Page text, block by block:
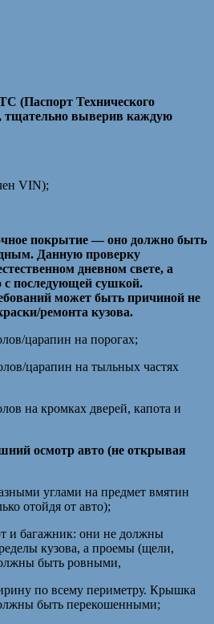
(Паспорт Технического
тщательно выверив каждую
VIN);
покрытие — оно должно быть
Данную проверку
дневном свете, а
с последующей сушкой.
может быть причиной не
ремонта кузова.
царапин на порогах;
царапин на тыльных частях
на кромках дверей, капота и
осмотр авто (не открывая
углами на предмет вмятин
отойдя от авто);
и багажник: они не должны
кузова, а проемы (щели,
быть ровными,
по всему периметру. Крышка
быть перекошенными;